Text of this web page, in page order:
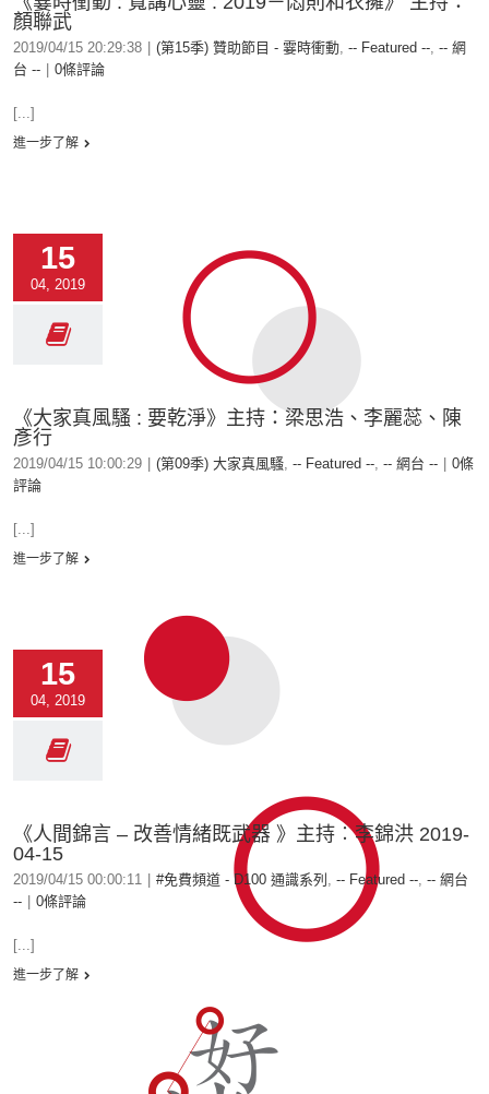
顏聯武
2019/04/15 20:29:38 (第15季) 贊助節目 - 霎時衝動, -- Featured --, -- 網
台 --
0條評論
[...]
進一步了解
15
04, 2019
《大家真風騷 : 要乾淨》主持：梁思浩、李麗蕊、陳
彥行
2019/04/15 10:00:29 (第09季) 大家真風騷, -- Featured --, -- 網台 --
0條
評論
[...]
進一步了解
15
04, 2019
《人間錦言 – 改善情緒既武器 》主持︰李錦洪 2019-
04-15
2019/04/15 00:00:11 #免費頻道 - D100 通識系列 , -- Featured --, -- 網台
--
0條評論
[...]
進一步了解